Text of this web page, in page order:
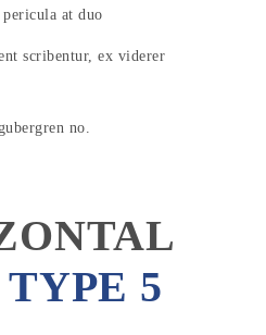
at duo
scribentur, ex viderer
no.
TYPE 5